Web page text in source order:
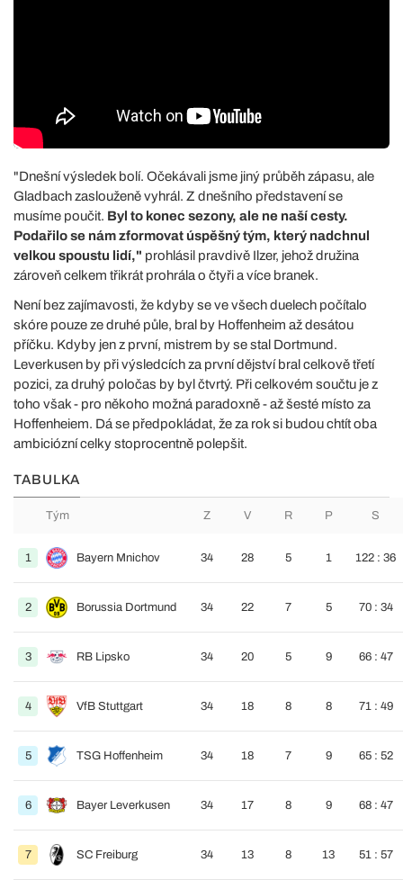
"Dnešní výsledek bolí. Očekávali jsme jiný průběh zápasu, ale
Gladbach zaslouženě vyhrál. Z dnešního představení se
musíme poučit. Byl to konec sezony, ale ne naší cesty.
Podařilo se nám zformovat úspěšný tým, který nadchnul
velkou spoustu lidí," prohlásil pravdivě Ilzer, jehož družina
zároveň celkem třikrát prohrála o čtyři a více branek.
Není bez zajímavosti, že kdyby se ve všech duelech počítalo
skóre pouze ze druhé půle, bral by Hoffenheim až desátou
příčku. Kdyby jen z první, mistrem by se stal Dortmund.
Leverkusen by při výsledcích za první dějství bral celkově třetí
pozici, za druhý poločas by byl čtvrtý. Při celkovém součtu je z
toho však - pro někoho možná paradoxně - až šesté místo za
Hoffenheiem. Dá se předpokládat, že za rok si budou chtít oba
ambiciózní celky stoprocentně polepšit.
TABULKA
Tým Z V R P S
1 Bayern Mnichov 34 28 5 1 122 : 36
2 Borussia Dortmund 34 22 7 5 70 : 34
3 RB Lipsko 34 20 5 9 66 : 47
4 VfB Stuttgart 34 18 8 8 71 : 49
5 TSG Hoffenheim 34 18 7 9 65 : 52
6 Bayer Leverkusen 34 17 8 9 68 : 47
7 SC Freiburg 34 13 8 13 51 : 57